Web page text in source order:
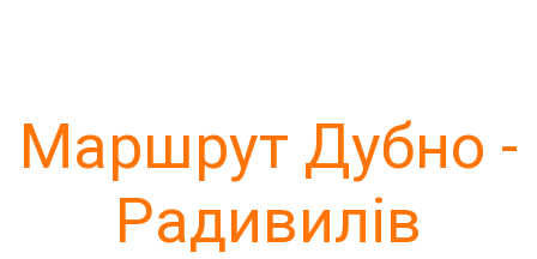
Маршрут Дубно -
Радивилів